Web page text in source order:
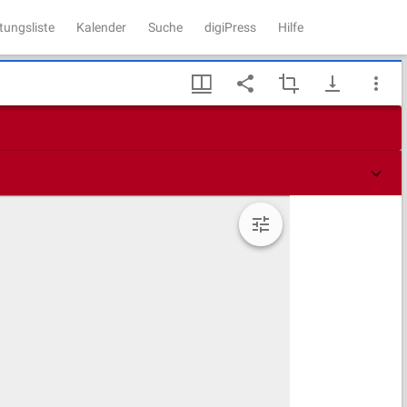
Kalender Suche digiPress Hilfe